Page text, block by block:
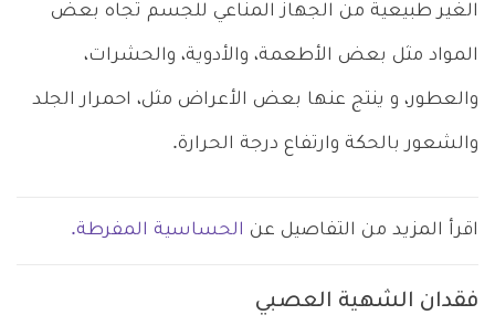
الغير طبيعية من الجهاز المناعي للجسم تجاه بعض
المواد مثل بعض الأطعمة، والأدوية، والحشرات،
والعطور، و ينتج عنها بعض الأعراض مثل، احمرار الجلد
والشعور بالحكة وارتفاع درجة الحرارة.
اقرأ المزيد من التفاصيل عن الحساسية المفرطة.
فقدان الشهية العصبي